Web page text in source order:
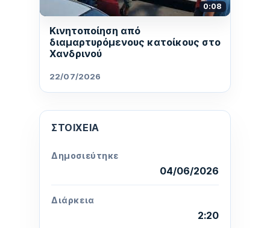
0:08
Κινητοποίηση από
διαμαρτυρόμενους κατοίκους στο
Χανδρινού
22/07/2026
ΣΤΟΙΧΕΊΑ
Δημοσιεύτηκε
04/06/2026
Διάρκεια
2:20